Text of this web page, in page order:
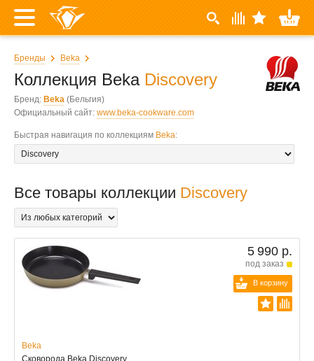
Бренды Beka
Коллекция Beka Discovery
Бренд: Beka (Бельгия)
Официальный сайт: www.beka-cookware.com
Быстрая навигация по коллекциям Beka:
Все товары коллекции Discovery
5 990 р.
под заказ
В корзину
Beka
Сковорода Beka Discovery